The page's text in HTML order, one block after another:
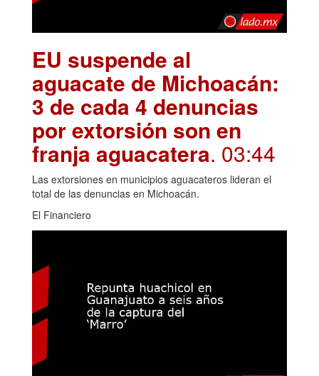
EU suspende al
aguacate de Michoacán:
3 de cada 4 denuncias
por extorsión son en
franja aguacatera. 03:44
Las extorsiones en municipios aguacateros lideran el
total de las denuncias en Michoacán.
El Financiero